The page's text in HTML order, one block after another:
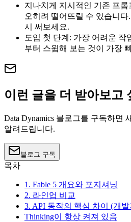
지나치게 지시적인 기존 프롬
오히려 떨어뜨릴 수 있습니다.
시 써보세요.
도입 첫 단계: 가장 어려운 작
부터 스윕해 보는 것이 가장
이런 글을 더 받아보고
Data Dynamics 블로그를 구독하면
알려드립니다.
블로그 구독
목차
1. Fable 5 개요와 포지셔닝
2. 라인업 비교
3. API 동작의 핵심 차이 (개
Thinking이 항상 켜져 있음